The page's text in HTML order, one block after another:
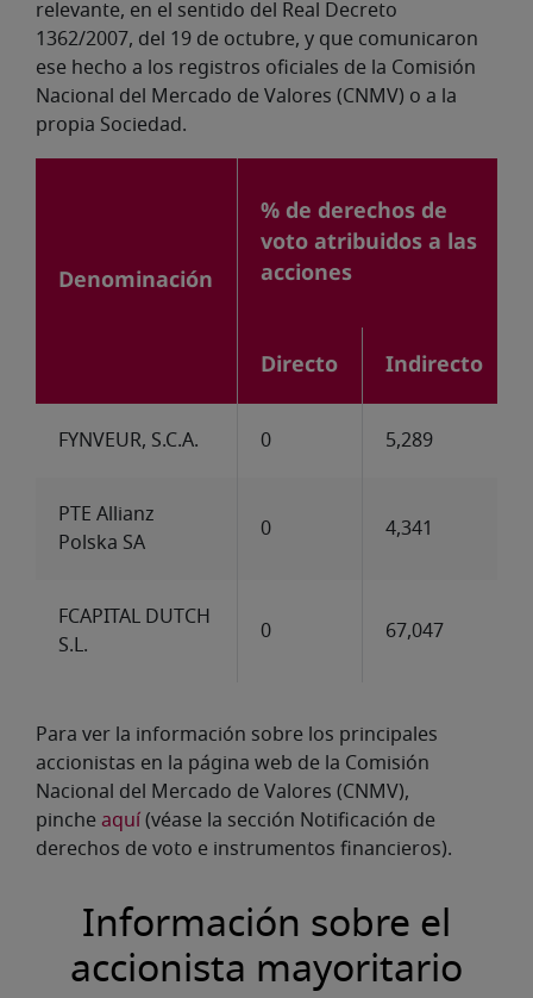
relevante, en el sentido del Real Decreto
1362/2007, del 19 de octubre, y que comunicaron
ese hecho a los registros oficiales de la Comisión
Nacional del Mercado de Valores (CNMV) o a la
propia Sociedad.
Denominación
% de derechos de
voto atribuidos a las
acciones
Directo Indirecto
FYNVEUR, S.C.A. 0 5,289
PTE Allianz
Polska SA
0 4,341
FCAPITAL DUTCH
S.L.
0 67,047
Para ver la información sobre los principales
accionistas en la página web de la Comisión
Nacional del Mercado de Valores (CNMV),
pinche aquí (véase la sección Notificación de
derechos de voto e instrumentos financieros).
Información sobre el
accionista mayoritario